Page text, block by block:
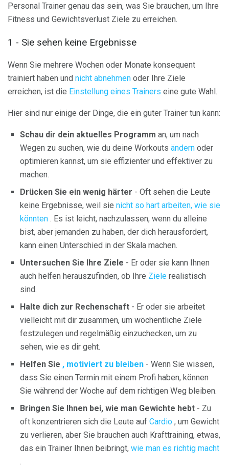
Personal Trainer genau das sein, was Sie brauchen, um Ihre
Fitness und Gewichtsverlust Ziele zu erreichen.
1 - Sie sehen keine Ergebnisse
Wenn Sie mehrere Wochen oder Monate konsequent
trainiert haben und nicht abnehmen oder Ihre Ziele
erreichen, ist die Einstellung eines Trainers eine gute Wahl.
Hier sind nur einige der Dinge, die ein guter Trainer tun kann:
Schau dir dein aktuelles Programm an, um nach
Wegen zu suchen, wie du deine Workouts ändern oder
optimieren kannst, um sie effizienter und effektiver zu
machen.
Drücken Sie ein wenig härter - Oft sehen die Leute
keine Ergebnisse, weil sie nicht so hart arbeiten, wie sie
könnten . Es ist leicht, nachzulassen, wenn du alleine
bist, aber jemanden zu haben, der dich herausfordert,
kann einen Unterschied in der Skala machen.
Untersuchen Sie Ihre Ziele - Er oder sie kann Ihnen
auch helfen herauszufinden, ob Ihre Ziele realistisch
sind.
Halte dich zur Rechenschaft - Er oder sie arbeitet
vielleicht mit dir zusammen, um wöchentliche Ziele
festzulegen und regelmäßig einzuchecken, um zu
sehen, wie es dir geht.
Helfen Sie , motiviert zu bleiben - Wenn Sie wissen,
dass Sie einen Termin mit einem Profi haben, können
Sie während der Woche auf dem richtigen Weg bleiben.
Bringen Sie Ihnen bei, wie man Gewichte hebt - Zu
oft konzentrieren sich die Leute auf Cardio , um Gewicht
zu verlieren, aber Sie brauchen auch Krafttraining, etwas,
das ein Trainer Ihnen beibringt, wie man es richtig macht
.